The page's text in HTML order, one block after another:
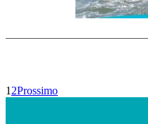
1 2Prossimo